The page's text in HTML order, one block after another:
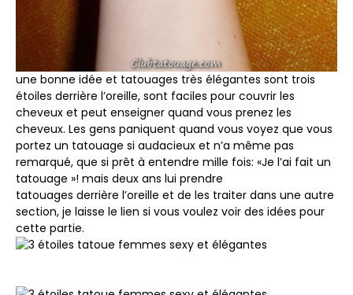
une bonne idée et tatouages ​​très élégantes sont trois
étoiles derrière l’oreille, sont faciles pour couvrir les
cheveux et peut enseigner quand vous prenez les
cheveux. Les gens paniquent quand vous voyez que vous
portez un tatouage si audacieux et n’a même pas
remarqué, que si prêt à entendre mille fois: «Je l’ai fait un
tatouage »! mais deux ans lui prendre
tatouages ​​derrière l’oreille et de les traiter dans une autre
section, je laisse le lien si vous voulez voir des idées pour
cette partie.